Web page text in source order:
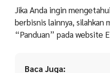
Jika Anda ingin
berbisnis lainnya, silahkan
“Panduan” pada website
Baca Juga: